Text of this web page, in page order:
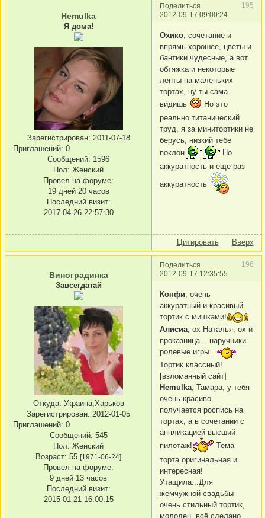
Поделиться
195
2012-09-17 09:00:24
Hemulka
Я дома!
Зарегистрирован: 2011-07-18
Приглашений: 0
Сообщений: 1596
Пол: Женский
Провел на форуме:
19 дней 20 часов
Последний визит:
2017-04-26 22:57:30
Охико, сочетание и
впрямь хорошее, цветы и
бантики чудесные, а вот
обтяжка и некоторые
ленты на маленьких
тортах, ну ты сама
видишь
Но это
реально титанический
труд, я за минитортики не
берусь, низкий тебе
поклон
Но
аккуратность и еще раз
аккуратность
Цитировать Вверх
Поделиться
196
2012-09-17 12:35:55
Виноградинка
Завсегдатай
Откуда: Украина,Харьков
Зарегистрирован: 2012-01-05
Приглашений: 0
Сообщений: 545
Пол: Женский
Возраст: 55 [1971-06-24]
Провел на форуме:
9 дней 13 часов
Последний визит:
2015-01-21 16:00:15
Конфи, очень
аккуратный и красивый
тортик с мишками!
Алисиа , ох Наталья, ох и
проказница... наручники -
ролевые игры...
Тортик классный!
[взломанный сайт]
Hemulka , Тамара, у тебя
очень красиво
получается роспись на
тортах, а в сочетании с
аппликацией-высший
пилотаж!
Тема
торта оригинальная и
интересная!
Утащила...Для
жемчужной свадьбы
очень стильный тортик,
молодец, всё сделано